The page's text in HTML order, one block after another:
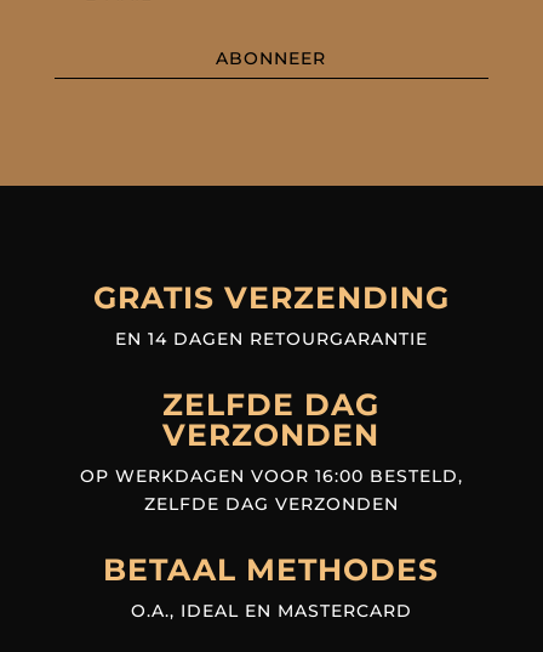
ABONNEER
GRATIS VERZENDING
EN 14 DAGEN RETOURGARANTIE
ZELFDE DAG
VERZONDEN
OP WERKDAGEN VOOR 16:00 BESTELD,
ZELFDE DAG VERZONDEN
BETAAL METHODES
O.A., IDEAL EN MASTERCARD